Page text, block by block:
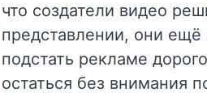
что создатели видео
представлении, они
подстать рекламе
остаться без внимания